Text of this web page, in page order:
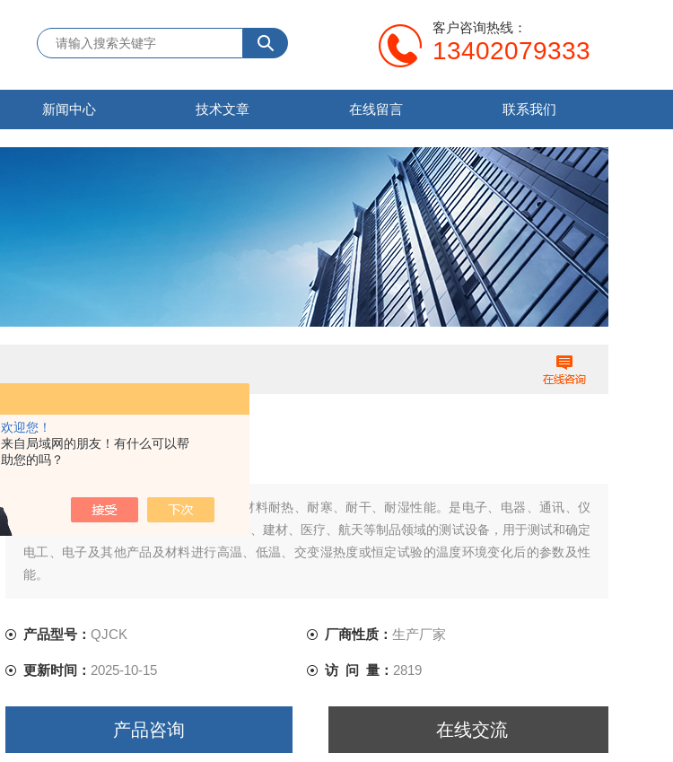
欢迎您！
来自局域网的朋友！有什么可以帮
助您的吗？
客户咨询热线：
13402079333
新闻中心 技术文章 在线留言 联系我们
高低温老化试验箱
高低温老化试验箱试验各种材料耐热、耐寒、耐干、耐湿性能。是电子、电器、通讯、仪
表、车辆、塑胶制品、金属、食品、化学、建材、医疗、航天等制品领域的测试设备，用于测试和确定
电工、电子及其他产品及材料进行高温、低温、交变湿热度或恒定试验的温度环境变化后的参数及性
能。
产品型号： QJCK 厂商性质： 生产厂家
更新时间： 2025-10-15 访 问 量： 2819
产品咨询 在线交流